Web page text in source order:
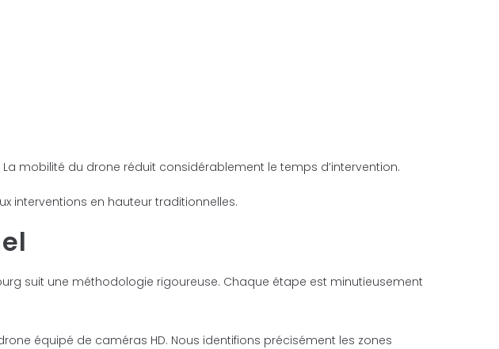
mobilité du drone réduit considérablement le temps d’intervention.
interventions en hauteur traditionnelles.
suit une méthodologie rigoureuse. Chaque étape est minutieusement
équipé de caméras HD. Nous identifions précisément les zones